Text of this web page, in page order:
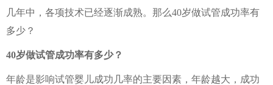
几年中，各项技术已经逐渐成熟。那么40岁做试管成功率有
多少？
40岁做试管成功率有多少？
年龄是影响试管婴儿成功几率的主要因素，年龄越大，成功